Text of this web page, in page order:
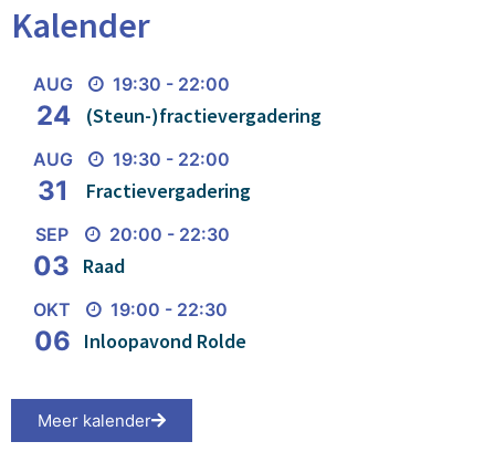
Kalender
AUG
24
19:30 - 22:00
(Steun-)fractievergadering
AUG
31
19:30 - 22:00
Fractievergadering
SEP
03
20:00 - 22:30
Raad
OKT
06
19:00 - 22:30
Inloopavond Rolde
Meer kalender